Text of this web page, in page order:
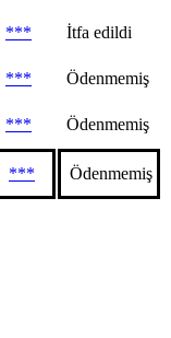
***
İtfa edildi
***
Ödenmemiş
*** Ödenmemiş
*** Ödenmemiş